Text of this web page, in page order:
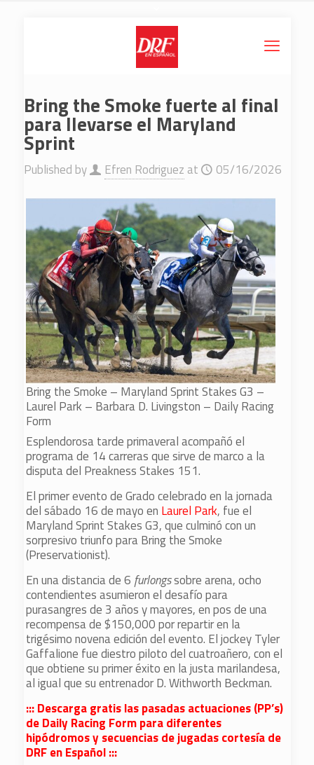
Bring the Smoke fuerte al final
para llevarse el Maryland
Sprint
Published by Efren Rodriguez at 05/16/2026
Bring the Smoke – Maryland Sprint Stakes G3 –
Laurel Park – Barbara D. Livingston – Daily Racing
Form
Esplendorosa tarde primaveral acompañó el
programa de 14 carreras que sirve de marco a la
disputa del Preakness Stakes 151.
El primer evento de Grado celebrado en la jornada
del sábado 16 de mayo en Laurel Park, fue el
Maryland Sprint Stakes G3, que culminó con un
sorpresivo triunfo para Bring the Smoke
(Preservationist).
En una distancia de 6 furlongssobre arena, ocho
contendientes asumieron el desafío para
purasangres de 3 años y mayores, en pos de una
recompensa de $150,000 por repartir en la
trigésimo novena edición del evento. El jockey Tyler
Gaffalione fue diestro piloto del cuatroañero, con el
que obtiene su primer éxito en la justa marilandesa,
al igual que su entrenador D. Withworth Beckman.
::: Descarga gratis las pasadas actuaciones (PP’s)
de Daily Racing Form para diferentes
hipódromos y secuencias de jugadas cortesía de
DRF en Español :::